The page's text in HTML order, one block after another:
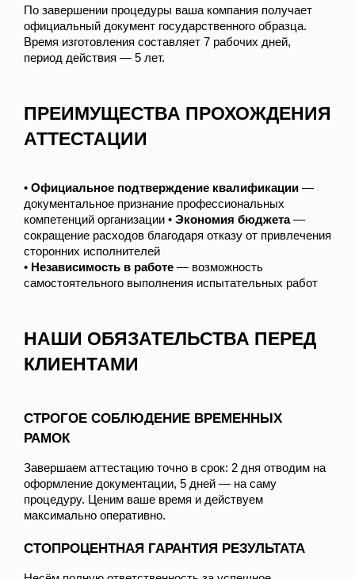
По завершении процедуры ваша компания получает
официальный документ государственного образца.
Время изготовления составляет 7 рабочих дней,
период действия — 5 лет.
ПРЕИМУЩЕСТВА ПРОХОЖДЕНИЯ
АТТЕСТАЦИИ
• Официальное подтверждение квалификации —
документальное признание профессиональных
компетенций организации • Экономия бюджета—
сокращение расходов благодаря отказу от привлечения
сторонних исполнителей
• Независимость в работе — возможность
самостоятельного выполнения испытательных работ
НАШИ ОБЯЗАТЕЛЬСТВА ПЕРЕД
КЛИЕНТАМИ
СТРОГОЕ СОБЛЮДЕНИЕ ВРЕМЕННЫХ
РАМОК
Завершаем аттестацию точно в срок: 2 дня отводим на
оформление документации, 5 дней — на саму
процедуру. Ценим ваше время и действуем
максимально оперативно.
СТОПРОЦЕНТНАЯ ГАРАНТИЯ РЕЗУЛЬТАТА